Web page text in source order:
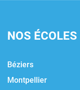
NOS ÉCOLES
Béziers
Montpellier